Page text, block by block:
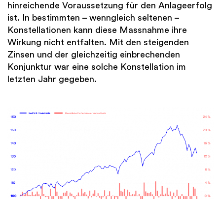
hinreichende Voraussetzung für den Anlageerfolg
ist. In bestimmten – wenngleich seltenen –
Konstellationen kann diese Massnahme ihre
Wirkung nicht entfalten. Mit den steigenden
Zinsen und der gleichzeitig einbrechenden
Konjunktur war eine solche Konstellation im
letzten Jahr gegeben.